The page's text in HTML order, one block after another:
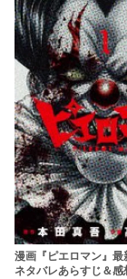
漫画『ピエロマン』
ネタバレあらすじ＆感